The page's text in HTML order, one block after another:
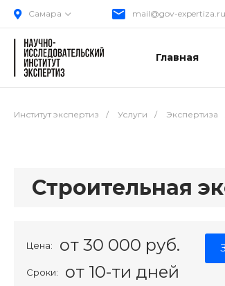
Самара mail@gov-expertiza.ru
Главная
Институт экспертиз / Услуги / Экспертиза
Строительная
Цена: от 30 000 руб.
Сроки: от 10-ти дней